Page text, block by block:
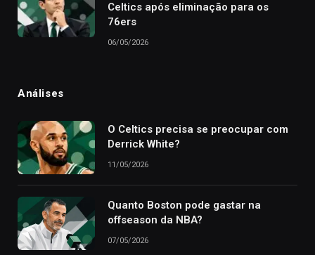
Celtics após eliminação para os
76ers
06/05/2026
Análises
O Celtics precisa se preocupar com
Derrick White?
11/05/2026
Quanto Boston pode gastar na
offseason da NBA?
07/05/2026